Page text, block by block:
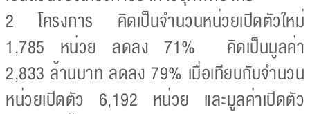
2 โครงการ คิดเป็นจำนวนหน่วยเปิดตัวใหม่
1,785 หน่วย ลดลง 71% คิดเป็นมูลค่า
2,833 ล้านบาท ลดลง 79% เมื่อเทียบกับจำนวน
หน่วยเปิดตัว 6,192 หน่วย และมูลค่าเปิดตัว